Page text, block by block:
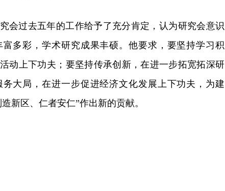
会过去五年的工作给予了充分肯定，认为研究会意识
多彩，学术研究成果丰硕。他要求，要坚持学习积
动上下功夫；要坚持传承创新，在进一步拓宽拓深研
大局，在进一步促进经济文化发展上下功夫，为建
新区、仁者安仁”作出新的贡献。